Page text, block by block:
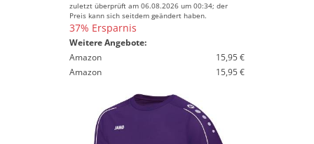
zuletzt überprüft am 06.08.2026 um 00:34; der
Preis kann sich seitdem geändert haben.
37% Ersparnis
Weitere Angebote:
Amazon
15,95 €
Amazon
15,95 €